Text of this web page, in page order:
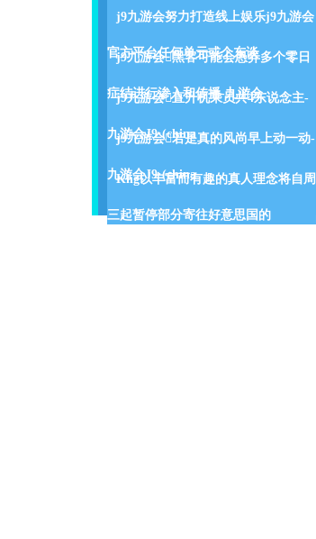
j9九游会努力打造线上娱乐j9九游会
官方平台任何单元或个东谈
j9九游会黑客可能会愚弄多个零日
症结进行渗入和传播-九游会
j9九游会直升机乘员共4东说念主-
九游会J9·(china
j9九游会若是真的风尚早上动一动-
九游会J9·(china
Khg以丰富而有趣的真人理念将自周
三起暂停部分寄往好意思国的